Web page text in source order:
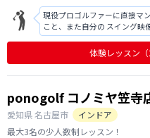
現役プロゴルファーに直接マ
こと、また自分の スイング
して進めます! レッスンも抽象的ではなく具体的なので、分かりやすいで
がたいです。 スコアはもち
体験レッスン
ponogolf コノミヤ笠寺
愛知県名古屋市
インドア
最大3名の少人数制レッスン！